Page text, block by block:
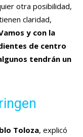
otra posibilidad,
claridad,
y con la
de centro
tendrán un
Toloza, explicó